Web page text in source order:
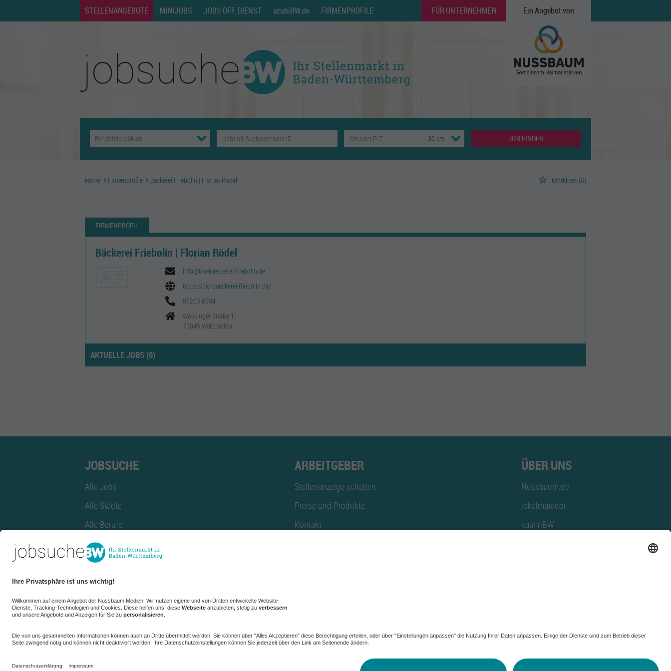
STELLENANGEBOTE MINIJOBS JOBS ÖFF. DIENST azubiBW.de FIRMENPROFILE FÜR UNTERNEHMEN Ein Angebot von
JOB FINDEN
Home Firmenprofile Bäckerei Friebolin | Florian Rödel Merkliste (0)
FIRMENPROFIL
Bäckerei Friebolin | Florian Rödel
info@bio-baeckerei-friebolin.de
https://bio-baeckerei-friebolin.de/
07203 8504
Wössinger Straße 11
75045 Walzbachtal
AKTUELLE JOBS (0)
JOBSUCHE
Alle Jobs
Alle Städte
Alle Berufe
Alle Berufe nach Stadt
Alle Tätigkeitsbereiche
Alle Tätigkeitsbereiche nach Stadt
azubiBW.de
Minijobs
Firmenprofil
ARBEITGEBER
Stellenanzeige schalten
Preise und Produkte
Kontakt
ÜBER UNS
Nussbaum.de
lokalmatador
kaufinBW